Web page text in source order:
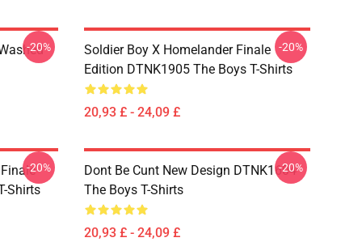
-20%
Soldier Boy X Homelander Finale
Edition DTNK1905 The Boys T-Shirts
20,93 £ - 24,09 £
-20%
Shirts
-20%
Dont Be Cunt New Design DTNK1604
The Boys T-Shirts
20,93 £ - 24,09 £
-20%